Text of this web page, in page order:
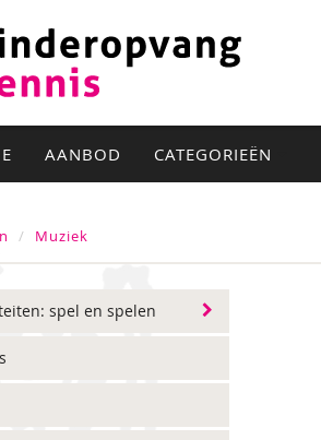
AANBOD CATEGORIEËN
Muziek
spel en spelen